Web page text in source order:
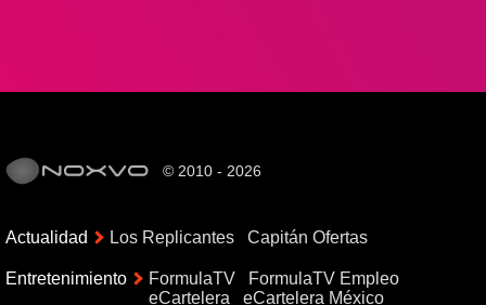
© 2010 - 2026
Actualidad Los Replicantes Capitán Ofertas
Entretenimiento FormulaTV
FormulaTV Empleo
eCartelera
eCartelera México